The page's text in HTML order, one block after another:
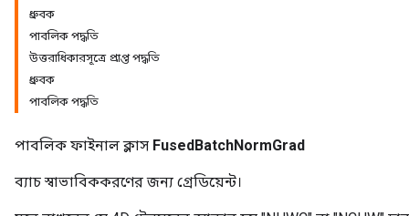
ধ্রুবক
পাবলিক পদ্ধতি
উত্তরাধিকারসূত্রে প্রাপ্ত পদ্ধতি
ধ্রুবক
পাবলিক পদ্ধতি
পাবলিক ফাইনাল ক্লাস FusedBatchNormGrad
ব্যাচ স্বাভাবিককরণের জন্য গ্রেডিয়েন্ট।